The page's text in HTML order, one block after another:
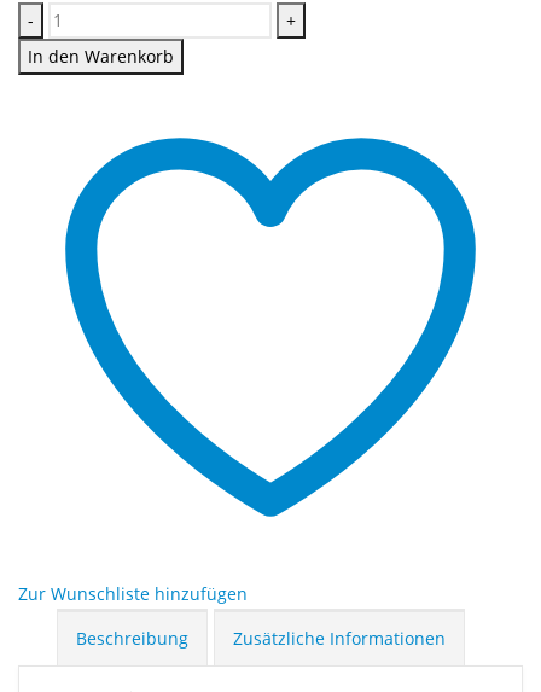
-
+
In den Warenkorb
Zur Wunschliste hinzufügen
Beschreibung
Zusätzliche Informationen